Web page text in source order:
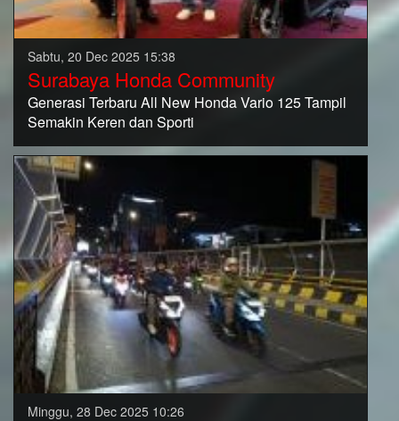
Sabtu, 20 Dec 2025 15:38
Surabaya Honda Community
Generasi Terbaru All New Honda Vario 125 Tampil
Semakin Keren dan Sporti
Minggu, 28 Dec 2025 10:26